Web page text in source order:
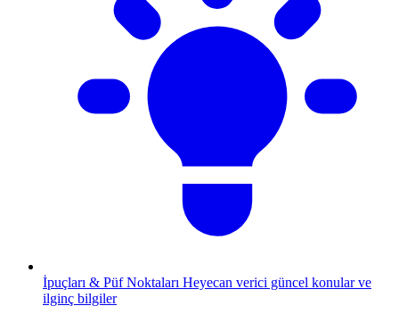
İpuçları & Püf Noktaları Heyecan verici güncel konular ve
ilginç bilgiler